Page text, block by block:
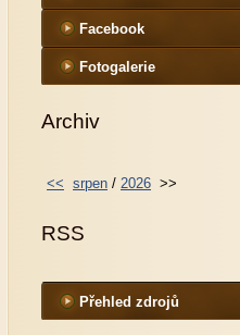
Facebook
Fotogalerie
Archiv
<< srpen / 2026 >>
RSS
Přehled zdrojů